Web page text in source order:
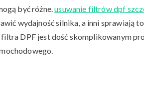
być różne.usuwanie filtrów dpf
wydajność silnika, a inni sprawiają
DPF jest dość skomplikowanym